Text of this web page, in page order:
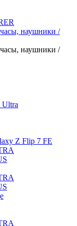
наушники /
наушники /
Ultra
Z Flip 7 FE